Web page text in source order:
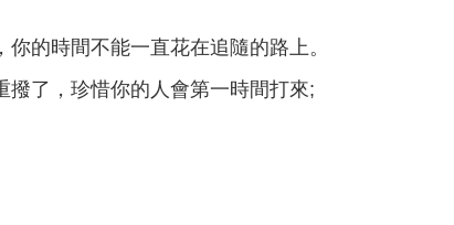
的時間不能一直花在追隨的路上。
了，珍惜你的人會第一時間打來;